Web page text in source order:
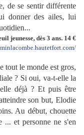
de se sentir différente
donner des ailes, lui
jeunesse, dès 3 ans. 14 €
tout le monde est gros,
? Si oui, va-t-elle la
déjà ? Et puis être
son but, Elodie
Au début, chouette
et personne ne s'en